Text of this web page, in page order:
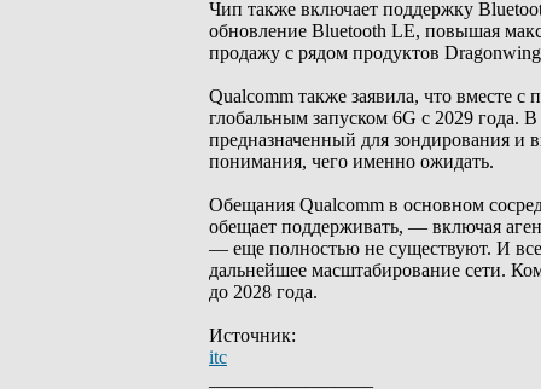
Чип также включает поддержку
обновление Bluetooth LE, повышая
продажу с рядом продуктов
Qualcomm также заявила, что вместе
глобальным запуском 6G с 2029 года.
предназначенный для зондирования и
понимания, чего именно ожидать.
Обещания Qualcomm в основном
обещает поддерживать, — включая
— еще полностью не существуют. И все
дальнейшее масштабирование сети.
до 2028 года.
Источник:
itc